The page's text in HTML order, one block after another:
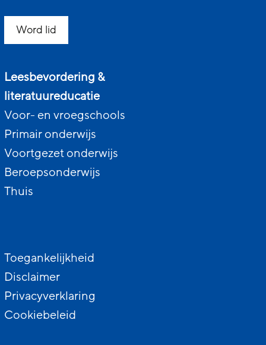
Word lid
Leesbevordering &
literatuureducatie
Voor- en vroegschools
Primair onderwijs
Voortgezet onderwijs
Beroepsonderwijs
Thuis
Toegankelijkheid
Disclaimer
Privacyverklaring
Cookiebeleid